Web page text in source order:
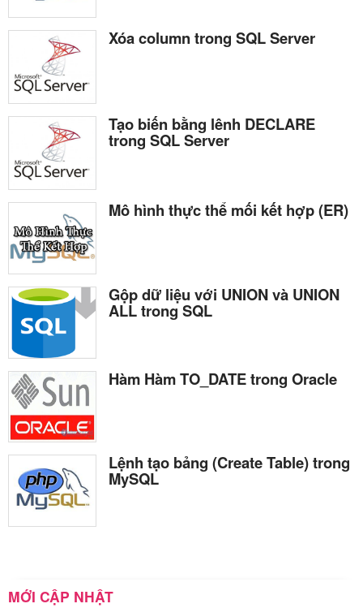
Xóa column trong SQL Server
Tạo biến bằng lênh DECLARE
trong SQL Server
Mô hình thực thể mối kết hợp (ER)
Gộp dữ liệu với UNION và UNION
ALL trong SQL
Hàm Hàm TO_DATE trong Oracle
Lệnh tạo bảng (Create Table) trong
MySQL
MỚI CẬP NHẬT